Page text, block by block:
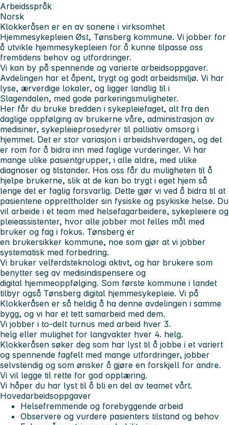
Arbeidsspråk
Norsk
Klokkeråsen er en av sonene i virksomhet
Hjemmesykepleien Øst, Tønsberg kommune. Vi jobber for
å utvikle hjemmesykepleien for å kunne tilpasse oss
fremtidens behov og utfordringer.
Vi kan by på spennende og varierte arbeidsoppgaver.
Avdelingen har et åpent, trygt og godt arbeidsmiljø. Vi har
lyse, ærverdige lokaler, og ligger landlig til i
Slagendalen, med gode parkeringsmuligheter.
Her får du bruke bredden i sykepleiefaget, alt fra den
daglige oppfølging av brukerne våre, administrasjon av
medisiner, sykepleieprosedyrer til palliativ omsorg i
hjemmet. Det er stor variasjon i arbeidshverdagen, og det
er rom for å bidra inn med faglige vurderinger. Vi har
mange ulike pasientgrupper, i alle aldre, med ulike
diagnoser og tilstander. Hos oss får du muligheten til å
hjelpe brukerne, slik at de kan bo trygt i eget hjem så
lenge det er faglig forsvarlig. Dette gjør vi ved å bidra til at
pasientene opprettholder sin fysiske og psykiske helse. Du
vil arbeide i et team med helsefagarbeidere, sykepleiere og
pleieassistenter, hvor alle jobber mot felles mål med
bruker og fag i fokus. Tønsberg er
en brukersikker kommune, noe som gjør at vi jobber
systematisk med forbedring.
Vi bruker velferdsteknologi aktivt, og har brukere som
benytter seg av medisindispensere og
digital hjemmeoppfølging. Som første kommune i landet
tilbyr også Tønsberg digital hjemmesykepleie. Vi på
Klokkeråsen er så heldig å ha denne avdelingen i samme
bygg, og vi har et tett samarbeid med dem.
Vi jobber i to-delt turnus med arbeid hver 3.
helg eller mulighet for langvakter hver 4. helg.
Klokkeråsen søker deg som har lyst til å jobbe i et variert
og spennende fagfelt med mange utfordringer, jobber
selvstendig og som ønsker å gjøre en forskjell for andre.
Vi vil legge til rette for god opplæring.
Vi håper du har lyst til å bli en del av teamet vårt.
Hovedarbeidsoppgaver
Helsefremmende og forebyggende arbeid
Observere og vurdere pasienters tilstand og behov